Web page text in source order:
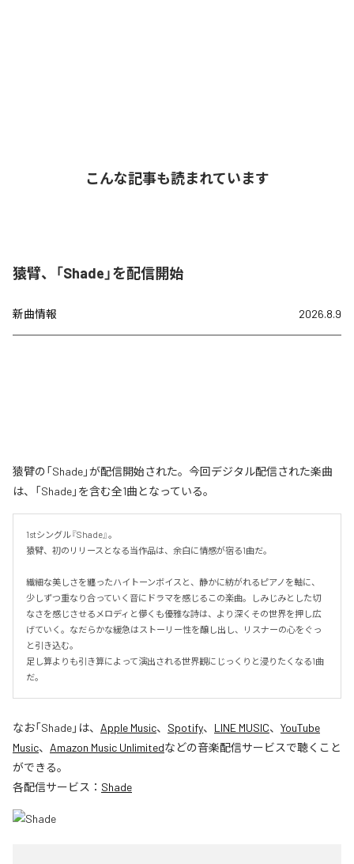
こんな記事も読まれています
猿臂、「Shade」を配信開始
新曲情報 2026.8.9
猿臂の「Shade」が配信開始された。今回デジタル配信された楽曲
は、「Shade」を含む全1曲となっている。
1stシングル『Shade』。
猿臂、初のリリースとなる当作品は、余白に情感が宿る1曲だ。
繊細な美しさを纏ったハイトーンボイスと、静かに紡がれるピアノを軸に、
少しずつ重なり合っていく音にドラマを感じるこの楽曲。しみじみとした切
なさを感じさせるメロディと儚くも優雅な詩は、より深くその世界を押し広
げていく。なだらかな緩急はストーリー性を醸し出し、リスナーの心をぐっ
と引き込む。
足し算よりも引き算によって演出される世界観にじっくりと浸りたくなる1曲
だ。
なお「Shade」は、 Apple Music、 Spotify、 LINE MUSIC、 YouTube
Music、 Amazon Music Unlimitedなどの音楽配信サービスで聴くこと
ができる。
各配信サービス： Shade